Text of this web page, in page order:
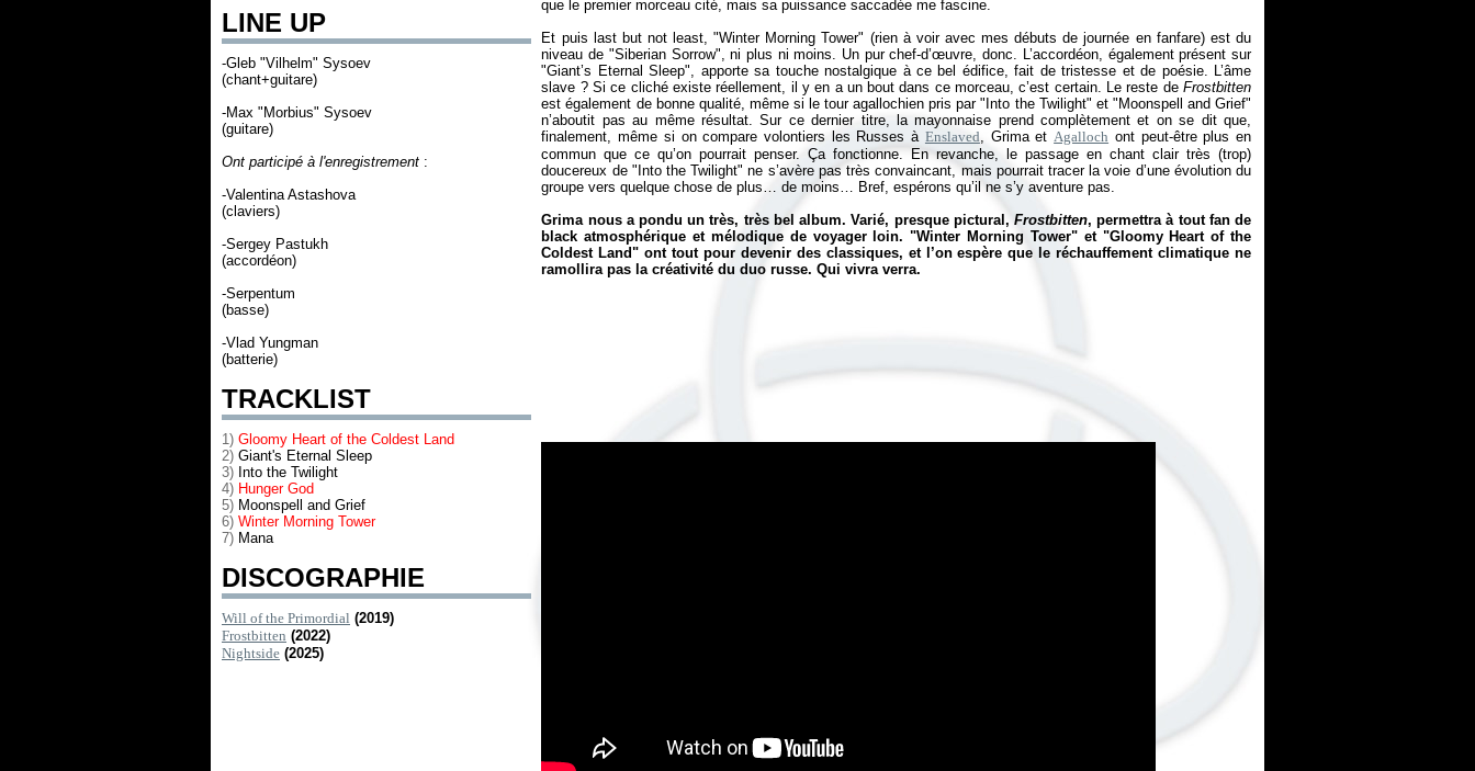
LINE UP
-Gleb "Vilhelm" Sysoev
(chant+guitare)
-Max "Morbius" Sysoev
(guitare)
Ont participé à l'enregistrement :
-Valentina Astashova
(claviers)
-Sergey Pastukh
(accordéon)
-Serpentum
(basse)
-Vlad Yungman
(batterie)
TRACKLIST
1) Gloomy Heart of the Coldest Land
2) Giant's Eternal Sleep
3) Into the Twilight
4) Hunger God
5) Moonspell and Grief
6) Winter Morning Tower
7) Mana
DISCOGRAPHIE
Will of the Primordial (2019)
Frostbitten (2022)
Nightside (2025)
que le premier morceau cité, mais sa puissance saccadée me fascine.
Et puis last but not least, "Winter Morning Tower" (rien à voir avec mes débuts de journée en fanfare) est du
niveau de "Siberian Sorrow", ni plus ni moins. Un pur chef-d’œuvre, donc. L’accordéon, également présent sur
"Giant’s Eternal Sleep", apporte sa touche nostalgique à ce bel édifice, fait de tristesse et de poésie. L’âme
slave ? Si ce cliché existe réellement, il y en a un bout dans ce morceau, c’est certain. Le reste de Frostbitten
est également de bonne qualité, même si le tour agallochien pris par "Into the Twilight" et "Moonspell and Grief"
n’aboutit pas au même résultat. Sur ce dernier titre, la mayonnaise prend complètement et on se dit que,
finalement, même si on compare volontiers les Russes à Enslaved, Grima etAgalloch ont peut-être plus en
commun que ce qu’on pourrait penser. Ça fonctionne. En revanche, le passage en chant clair très (trop)
doucereux de "Into the Twilight" ne s’avère pas très convaincant, mais pourrait tracer la voie d’une évolution du
groupe vers quelque chose de plus… de moins… Bref, espérons qu’il ne s’y aventure pas.
Grima nous a pondu un très, très bel album. Varié, presque pictural, Frostbitten, permettra à tout fan de
black atmosphérique et mélodique de voyager loin. "Winter Morning Tower" et "Gloomy Heart of the
Coldest Land" ont tout pour devenir des classiques, et l’on espère que le réchauffement climatique ne
ramollira pas la créativité du duo russe. Qui vivra verra.